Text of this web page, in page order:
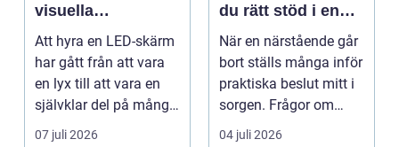
visuella
upplevelser på
event
Att hyra en LED-skärm
har gått från att vara
en lyx till att vara en
självklar del på många
event, m...
07 juli 2026
du rätt stöd i en
svår tid
När en närstående går
bort ställs många inför
praktiska beslut mitt i
sorgen. Frågor om
ceremoni, ju...
04 juli 2026